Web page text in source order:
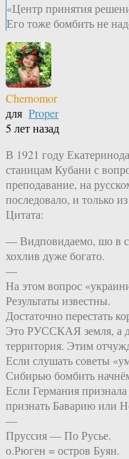
«Центр принятия
Его тоже бомбить не
Chernomor
для Proper
5 лет назад
В 1921 году
станицам Кубани с
преподавание, на
последовало, и только
Цитата:
— Видповидаемо, шо в
хохлив дуже богато.
—
На этом вопрос
Результаты известны.
Достаточно перестать
Это РУССКАЯ земля, а
территория. Этим
Если слушать советы
Сибирью бомбить
Если Германия
признать Баварию или
—
Пруссия — По Русье.
о.Рюген = остров Буян.